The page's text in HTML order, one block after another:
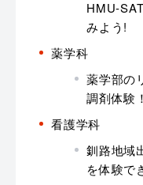
HMU-
みよう!
薬学科
薬学部の
調剤体験！
看護学科
釧路地域
を体験で